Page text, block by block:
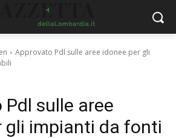
Approvato Pdl sulle aree idonee per gli
sulle aree
gli impianti da fonti